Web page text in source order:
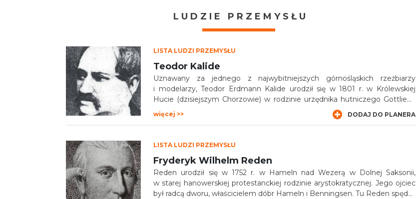
LUDZIE PRZEMYSŁU
LISTA LUDZI PRZEMYSŁU
Teodor Kalide
Uznawany za jednego z najwybitniejszych górnośląskich rzeźbiarzy
i modelarzy, Teodor Erdmann Kalide urodził się w 1801 r. w Królewskiej
Hucie (dzisiejszym Chorzowie) w rodzinie urzędnika hutniczego Gottlieba
Kalidego, któremu podlegał między innymi ruch wielkich pieców i kontakty
z królewskimi kopalniami.
więcej >> DODAJ DO PLANERA
LISTA LUDZI PRZEMYSŁU
Fryderyk Wilhelm Reden
Reden urodził się w 1752 r. w Hameln nad Wezerą w Dolnej Saksonii,
w starej hanowerskiej protestanckiej rodzinie arystokratycznej. Jego ojciec
był radcą dworu, właścicielem dóbr Hameln i Benningsen. Tu Reden spędził